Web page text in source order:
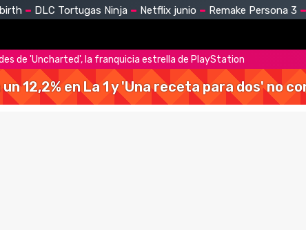
DLC Tortugas Ninja Netflix junio Remake Persona 3
de 'Uncharted', la franquicia estrella de PlayStation
12,2% en La 1 y 'Una receta para dos' no